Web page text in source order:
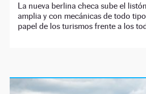
La nueva berlina checa sube el
amplia y con mecánicas de todo
papel de los turismos frente a los